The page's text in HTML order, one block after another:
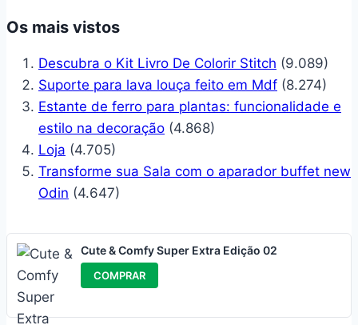
Os mais vistos
Descubra o Kit Livro De Colorir Stitch (9.089)
Suporte para lava louça feito em Mdf (8.274)
Estante de ferro para plantas: funcionalidade e
estilo na decoração (4.868)
Loja (4.705)
Transforme sua Sala com o aparador buffet new
Odin (4.647)
Cute & Comfy Super Extra Edição 02
COMPRAR